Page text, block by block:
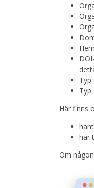
Typ
Typ
Här finns
har
Om